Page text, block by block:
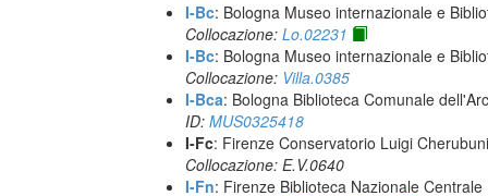
I-Bc: Bologna Museo internazionale e
Collocazione: Lo.02231
I-Bc: Bologna Museo internazionale e
Collocazione: Villa.0385
I-Bca: Bologna Biblioteca Comunale
ID: MUS0325418
I-Fc: Firenze Conservatorio Luigi Cherubuni
Collocazione: E.V.0640
I-Fn: Firenze Biblioteca Nazionale Centrale